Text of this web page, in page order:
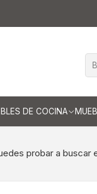
DE COCINA
probar a buscar